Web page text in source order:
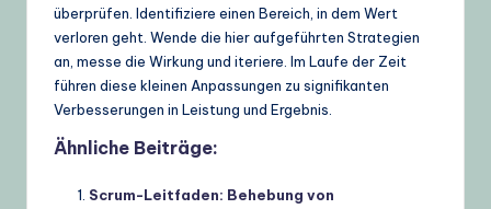
überprüfen. Identifiziere einen Bereich, in dem Wert
verloren geht. Wende die hier aufgeführten Strategien
an, messe die Wirkung und iteriere. Im Laufe der Zeit
führen diese kleinen Anpassungen zu signifikanten
Verbesserungen in Leistung und Ergebnis.
Ähnliche Beiträge:
Scrum-Leitfaden: Behebung von